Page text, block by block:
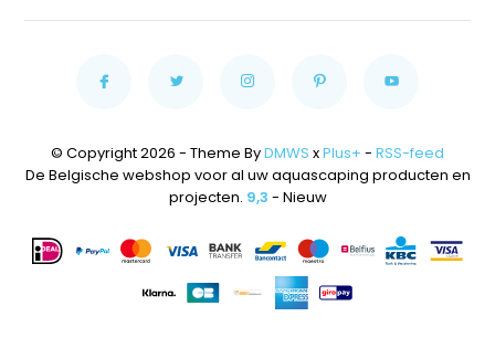
© Copyright 2026 - Theme ByDMWS xPlus+ - RSS-feed
De Belgische webshop voor al uw aquascaping producten en
projecten. 9,3 - Nieuw